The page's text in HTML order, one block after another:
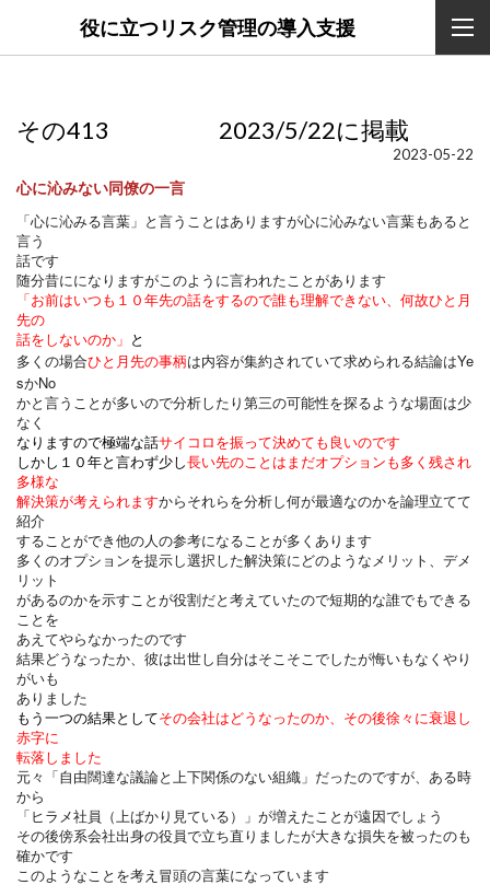
役に立つリスク管理の導入支援
その413 2023/5/22に掲載
2023-05-22
心に沁みない同僚の一言
「心に沁みる言葉」と言うことはありますが心に沁みない言葉もあると
言う
話です
随分昔にになりますがこのように言われたことがあります
「お前はいつも１０年先の話をするので誰も理解できない、何故ひと月
先の
話をしないのか」 と
多くの場合ひと月先の事柄は内容が集約されていて求められる結論はYe
sかNo
かと言うことが多いので分析したり第三の可能性を探るような場面は少
なく
なりますので極端な話サイコロを振って決めても良いのです
しかし１０年と言わず少し長い先のことはまだオプションも多く残され
多様な
解決策が考えられますからそれらを分析し何が最適なのかを論理立てて
紹介
することができ他の人の参考になることが多くあります
多くのオプションを提示し選択した解決策にどのようなメリット、デメ
リット
があるのかを示すことが役割だと考えていたので短期的な誰でもできる
ことを
あえてやらなかったのです
結果どうなったか、彼は出世し自分はそこそこでしたが悔いもなくやり
がいも
ありました
もう一つの結果としてその会社はどうなったのか、その後徐々に衰退し
赤字に
転落しました
元々「自由闊達な議論と上下関係のない組織」だったのですが、ある時
から
「ヒラメ社員（上ばかり見ている）」が増えたことが遠因でしょう
その後傍系会社出身の役員で立ち直りましたが大きな損失を被ったのも
確かです
このようなことを考え冒頭の言葉になっています